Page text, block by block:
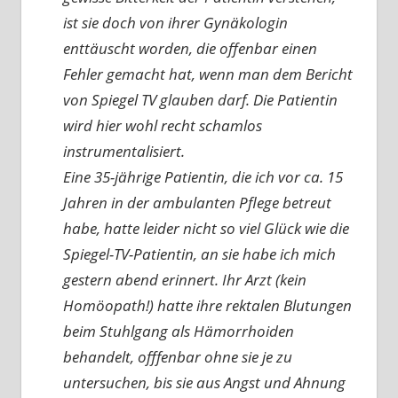
ist sie doch von ihrer Gynäkologin
enttäuscht worden, die offenbar einen
Fehler gemacht hat, wenn man dem Bericht
von Spiegel TV glauben darf. Die Patientin
wird hier wohl recht schamlos
instrumentalisiert.
Eine 35-jährige Patientin, die ich vor ca. 15
Jahren in der ambulanten Pflege betreut
habe, hatte leider nicht so viel Glück wie die
Spiegel-TV-Patientin, an sie habe ich mich
gestern abend erinnert. Ihr Arzt (kein
Homöopath!) hatte ihre rektalen Blutungen
beim Stuhlgang als Hämorrhoiden
behandelt, offfenbar ohne sie je zu
untersuchen, bis sie aus Angst und Ahnung